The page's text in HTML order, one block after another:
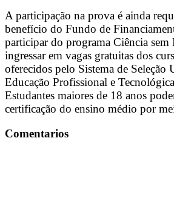
A participação na prova é ainda
benefício do Fundo de
participar do programa Ciência sem
ingressar em vagas gratuitas dos
oferecidos pelo Sistema de Seleção
Educação Profissional e
Estudantes maiores de 18 anos
certificação do ensino médio por
Comentarios